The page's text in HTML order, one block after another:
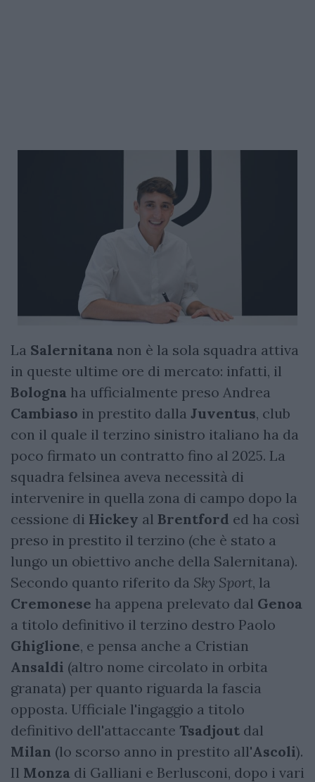
La Salernitana non è la sola squadra attiva
in queste ultime ore di mercato: infatti, il
Bologna ha ufficialmente preso Andrea
Cambiaso in prestito dalla Juventus, club
con il quale il terzino sinistro italiano ha da
poco firmato un contratto fino al 2025. La
squadra felsinea aveva necessità di
intervenire in quella zona di campo dopo la
cessione di Hickey al Brentford ed ha così
preso in prestito il terzino (che è stato a
lungo un obiettivo anche della Salernitana).
Secondo quanto riferito da Sky Sport, la
Cremonese ha appena prelevato dal Genoa
a titolo definitivo il terzino destro Paolo
Ghiglione, e pensa anche a Cristian
Ansaldi (altro nome circolato in orbita
granata) per quanto riguarda la fascia
opposta. Ufficiale l'ingaggio a titolo
definitivo dell'attaccante Tsadjout dal
Milan (lo scorso anno in prestito all'Ascoli).
Il Monza di Galliani e Berlusconi, dopo i vari